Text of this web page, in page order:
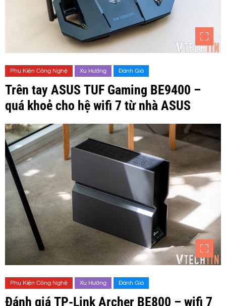
Phụ Kiện Công Nghệ Xu Hướng Đánh Giá
Trên tay ASUS TUF Gaming BE9400 –
quá khoẻ cho hệ wifi 7 từ nhà ASUS
Phụ Kiện Công Nghệ Xu Hướng Đánh Giá
Đánh giá TP-Link Archer BE800 – wifi 7